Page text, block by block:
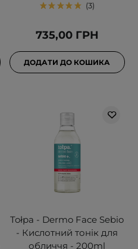
3
735,00 ГРН
ДОДАТИ ДО КОШИКА
Tołpa - Dermo Face Sebio
- Кислотний тонік для
обличчя - 200ml